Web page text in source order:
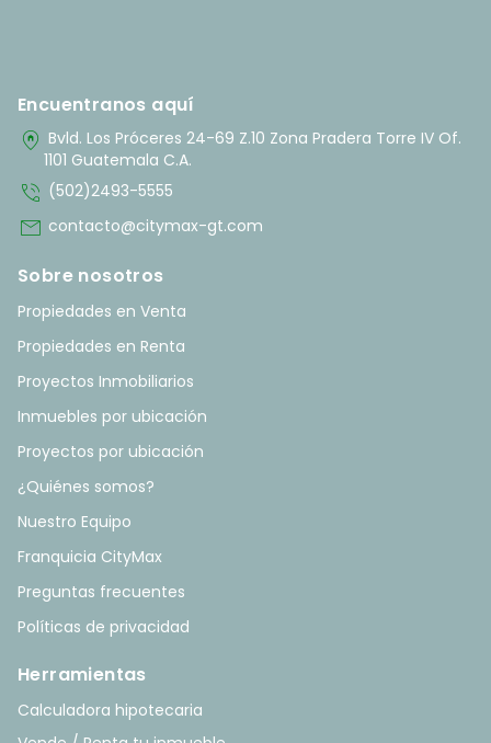
Encuentranos aquí
home_pin Bvld. Los Próceres 24-69 Z.10 Zona Pradera Torre IV Of.
1101 Guatemala C.A.
phone_in_talk (502)2493-5555
mail contacto@citymax-gt.com
Sobre nosotros
Propiedades en Venta
Propiedades en Renta
Proyectos Inmobiliarios
Inmuebles por ubicación
Proyectos por ubicación
¿Quiénes somos?
Nuestro Equipo
Franquicia CityMax
Preguntas frecuentes
Políticas de privacidad
Herramientas
Calculadora hipotecaria